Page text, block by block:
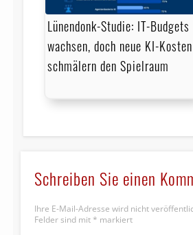
Lünendonk-Studie: IT-Budgets
wachsen, doch neue KI-Kosten
schmälern den Spielraum
Schreiben Sie einen
Ihre E-Mail-Adresse wird nicht
Felder sind mit * markiert